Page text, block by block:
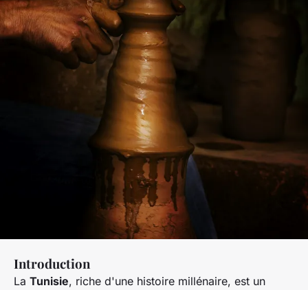
Introduction
La Tunisie, riche d'une histoire millénaire, est un